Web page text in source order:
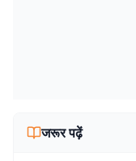
जरूर पढ़ें